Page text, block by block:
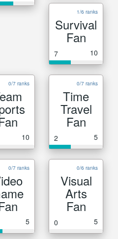
1/6 ranks
Survival
Fan
7 10
0/7 ranks
10
0/7 ranks
Time
Travel
Fan
2 5
0/7 ranks
5
0/6 ranks
Visual
Arts
Fan
0 5